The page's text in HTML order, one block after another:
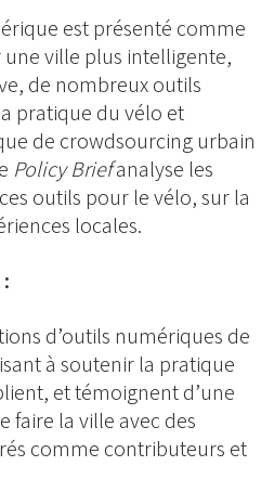
est présenté comme
ville plus intelligente,
de nombreux outils
pratique du vélo et
de crowdsourcing urbain
Policy Briefanalyse les
outils pour le vélo, sur la
locales.
d’outils numériques de
à soutenir la pratique
et témoignent d’une
faire la ville avec des
comme contributeurs et